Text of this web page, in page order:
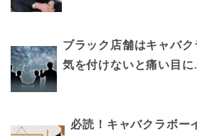
ブラック店舗はキャバク
気を付けないと痛い目
必読！キャバクラボー